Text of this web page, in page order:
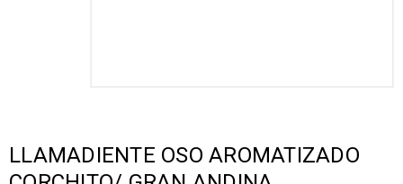
LLAMADIENTE OSO AROMATIZADO